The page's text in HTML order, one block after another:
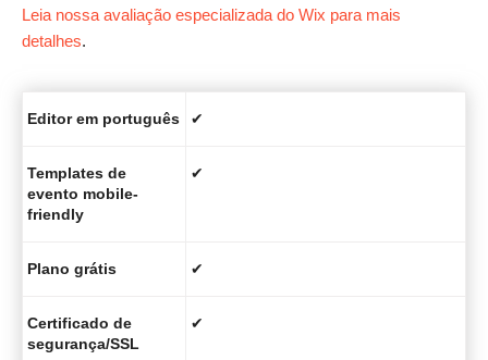
Leia nossa avaliação especializada do Wix para mais
detalhes.
Editor em português ✔
Templates de
evento mobile-
friendly
✔
Plano grátis ✔
Certificado de
segurança/SSL
✔